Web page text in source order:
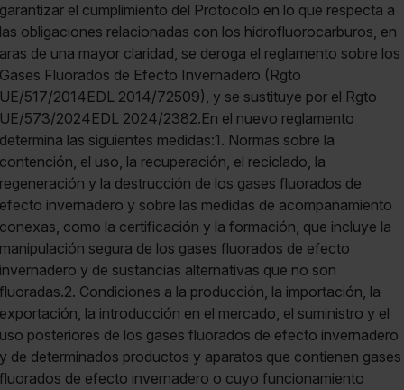
garantizar el cumplimiento del Protocolo en lo que respecta a
las obligaciones relacionadas con los hidrofluorocarburos, en
aras de una mayor claridad, se deroga el reglamento sobre los
Gases Fluorados de Efecto Invernadero (Rgto
UE/517/2014EDL 2014/72509), y se sustituye por el Rgto
UE/573/2024EDL 2024/2382.En el nuevo reglamento
determina las siguientes medidas:1. Normas sobre la
contención, el uso, la recuperación, el reciclado, la
regeneración y la destrucción de los gases fluorados de
efecto invernadero y sobre las medidas de acompañamiento
conexas, como la certificación y la formación, que incluye la
manipulación segura de los gases fluorados de efecto
invernadero y de sustancias alternativas que no son
fluoradas.2. Condiciones a la producción, la importación, la
exportación, la introducción en el mercado, el suministro y el
uso posteriores de los gases fluorados de efecto invernadero
y de determinados productos y aparatos que contienen gases
fluorados de efecto invernadero o cuyo funcionamiento